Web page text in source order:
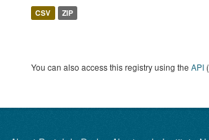
CSV ZIP
You can also access this registry using the API